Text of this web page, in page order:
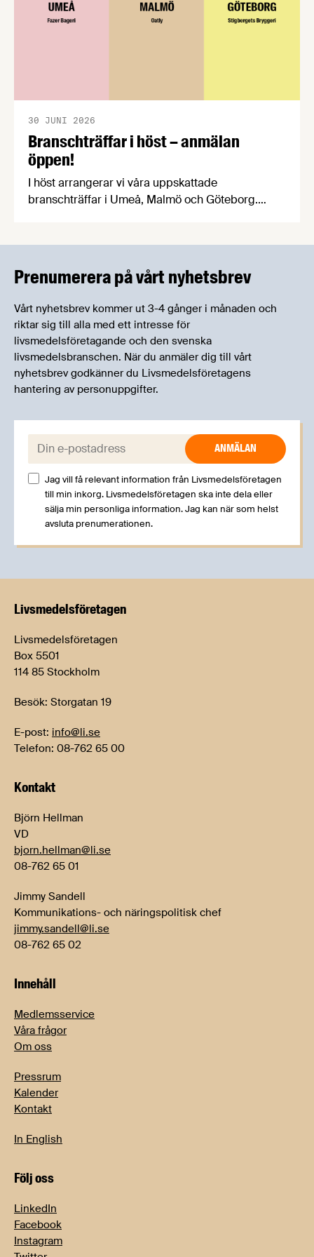
Branschträffar i höst – anmälan
öppen!
30 JUNI 2026
I höst arrangerar vi våra uppskattade
branschträffar i Umeå, Malmö och Göteborg.
kan träffa branschkollegor och utbyta
Prenumerera på vårt nyhetsbrev
Vårt nyhetsbrev kommer ut 3-4 gånger i månaden och
riktar sig till alla med ett intresse för
livsmedelsföretagande och den svenska
livsmedelsbranschen. När du anmäler dig till vårt
nyhetsbrev godkänner du Livsmedelsföretagens
hantering av personuppgifter.
E-post:
Jag vill få relevant information från Livsmedelsföretagen
till min inkorg. Livsmedelsföretagen ska inte dela eller
sälja min personliga information. Jag kan när som helst
avsluta prenumerationen.
Livsmedels­företagen
Livsmedelsföretagen
Box 5501
114 85 Stockholm
Besök: Storgatan 19
E-post: info@li.se
Telefon: 08-762 65 00
Kontakt
Björn Hellman
VD
bjorn.hellman@li.se
08-762 65 01
Jimmy Sandell
Kommunikations- och näringspolitisk chef
jimmy.sandell@li.se
08-762 65 02
Innehåll
Medlemsservice
Våra frågor
Om oss
Pressrum
Kalender
Kontakt
In English
Följ oss
LinkedIn
Facebook
Instagram